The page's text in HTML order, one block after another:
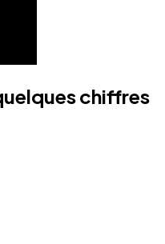
chiffres